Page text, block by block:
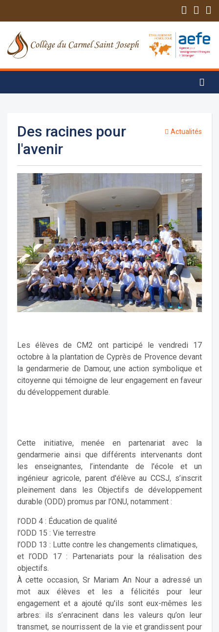
Des racines pour
l'avenir
Actualités
Les élèves de CM2 ont participé le vendredi 17
octobre à la plantation de Cyprès de Provence devant
la gendarmerie de Damour, une action symbolique et
citoyenne qui témoigne de leur engagement en faveur
du développement durable.
Cette initiative, menée en partenariat avec la
gendarmerie ainsi que différents intervenants dont
les enseignantes, l’intendante de l'école et un
ingénieur agricole, parent d'élève au CCSJ, s’inscrit
pleinement dans les Objectifs de développement
durable (ODD) promus par l’ONU, notamment :
l’ODD 4 : Éducation de qualité
l’ODD 15 : Vie terrestre
l’ODD 13 : Lutte contre les changements climatiques,
et l’ODD 17 : Partenariats pour la réalisation des
objectifs.
À cette occasion, Sr Mariam An Nour a adressé un
mot aux élèves et les a félicités pour leur
engagement et a ajouté qu'ils sont eux-mêmes les
arbres: ils s’enracinent dans les valeurs qu’on leur
transmet, se nourrissent de la vie et grandissent pour